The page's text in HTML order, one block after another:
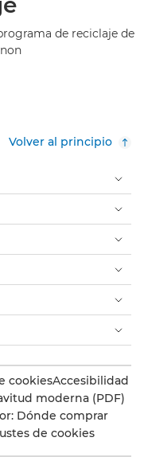
de reciclaje de
Volver al principio
cookiesAccesibilidad
moderna (PDF)
Dónde comprar
de cookies